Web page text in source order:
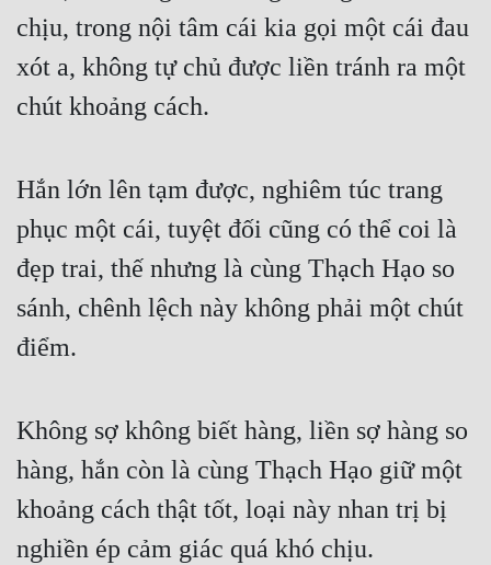
Cơ Trí
Sát Phạt Quyết Đoán
Vô Sỉ
Điềm Đạm
chịu, trong nội tâm cái kia gọi một cái đau
xót a, không tự chủ được liền tránh ra một
chút khoảng cách.
Hắn lớn lên tạm được, nghiêm túc trang
phục một cái, tuyệt đối cũng có thể coi là
đẹp trai, thế nhưng là cùng Thạch Hạo so
sánh, chênh lệch này không phải một chút
điểm.
Không sợ không biết hàng, liền sợ hàng so
hàng, hắn còn là cùng Thạch Hạo giữ một
khoảng cách thật tốt, loại này nhan trị bị
nghiền ép cảm giác quá khó chịu.